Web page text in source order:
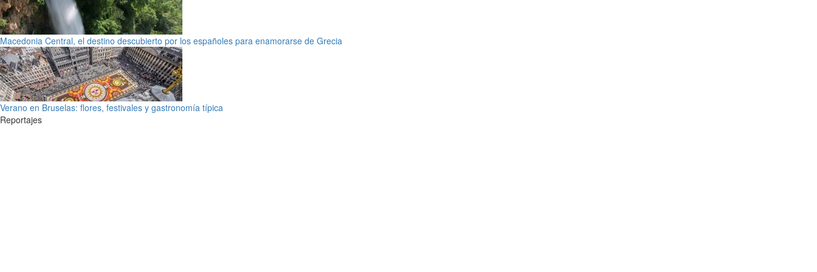
Macedonia Central, el destino descubierto por los españoles para enamorarse de Grecia
Verano en Bruselas: flores, festivales y gastronomía típica
Reportajes